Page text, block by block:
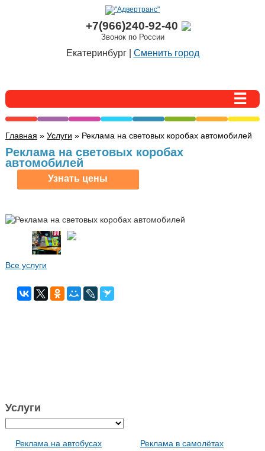
+7(966)240-92-40
Звонок по России
Екатеринбург | Сменить город
Главная » Услуги » Реклама на световых коробах автомобилей
Реклама на световых коробах
автомобилей
Все услуги
Услуги
Реклама на автобусах
Реклама в самолётах